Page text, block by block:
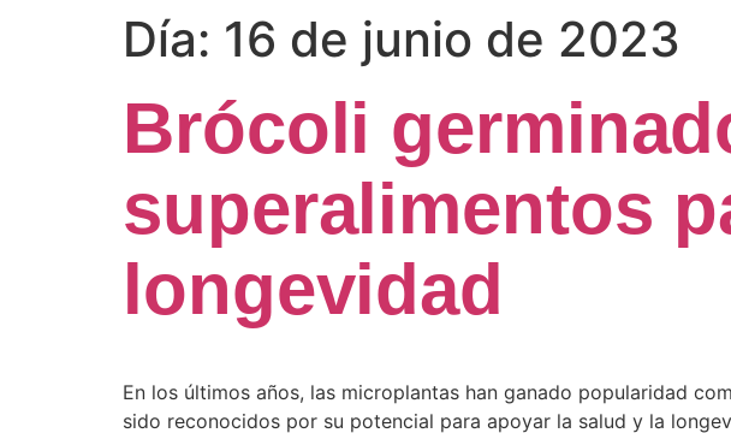
Día: 16 de junio de 2023
Brócoli
superalimentos
longevidad
En los últimos años, las microplantas han ganado popularidad
sido reconocidos por su potencial para apoyar la salud y la